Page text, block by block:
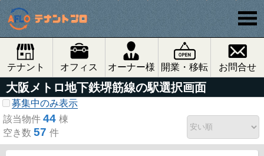
テナント オフィス オーナー様 開業・移転 お問合せ
大阪メトロ地下鉄堺筋線の駅選択画面
募集中のみ表示
該当物件 44 棟
空き数 57 件